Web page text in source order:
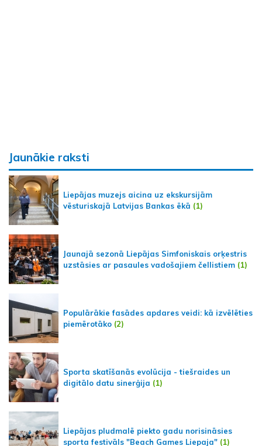
Jaunākie raksti
Liepājas muzejs aicina uz ekskursijām
vēsturiskajā Latvijas Bankas ēkā (1)
Jaunajā sezonā Liepājas Simfoniskais orķestris
uzstāsies ar pasaules vadošajiem čellistiem (1)
Populārākie fasādes apdares veidi: kā izvēlēties
piemērotāko (2)
Sporta skatīšanās evolūcija - tiešraides un
digitālo datu sinerģija (1)
Liepājas pludmalē piekto gadu norisināsies
sporta festivāls "Beach Games Liepaja" (1)